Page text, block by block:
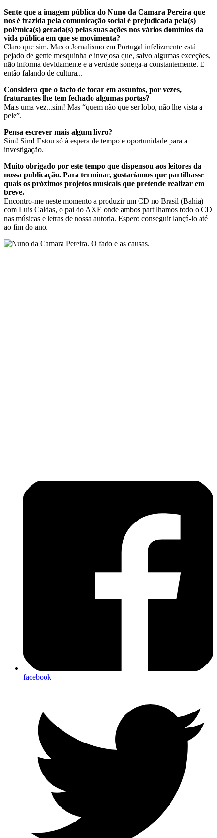
Sente que a imagem pública do Nuno da Camara Pereira que
nos é trazida pela comunicação social é prejudicada pela(s)
polémica(s) gerada(s) pelas suas ações nos vários domínios da
vida pública em que se movimenta?
Claro que sim. Mas o Jornalismo em Portugal infelizmente está
pejado de gente mesquinha e invejosa que, salvo algumas exceções,
não informa devidamente e a verdade sonega-a constantemente. E
então falando de cultura...
Considera que o facto de tocar em assuntos, por vezes,
fraturantes lhe tem fechado algumas portas?
Mais uma vez...sim! Mas “quem não que ser lobo, não lhe vista a
pele”.
Pensa escrever mais algum livro?
Sim! Sim! Estou só à espera de tempo e oportunidade para a
investigação.
Muito obrigado por este tempo que dispensou aos leitores da
nossa publicação. Para terminar, gostaríamos que partilhasse
quais os próximos projetos musicais que pretende realizar em
breve.
Encontro-me neste momento a produzir um CD no Brasil (Bahia)
com Luis Caldas, o pai do AXE onde ambos partilhamos todo o CD
nas músicas e letras de nossa autoria. Espero conseguir lançá-lo até
ao fim do ano.
facebook